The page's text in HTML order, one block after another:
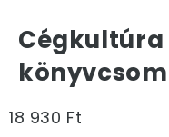
Cégkultúra
18 930 Ft